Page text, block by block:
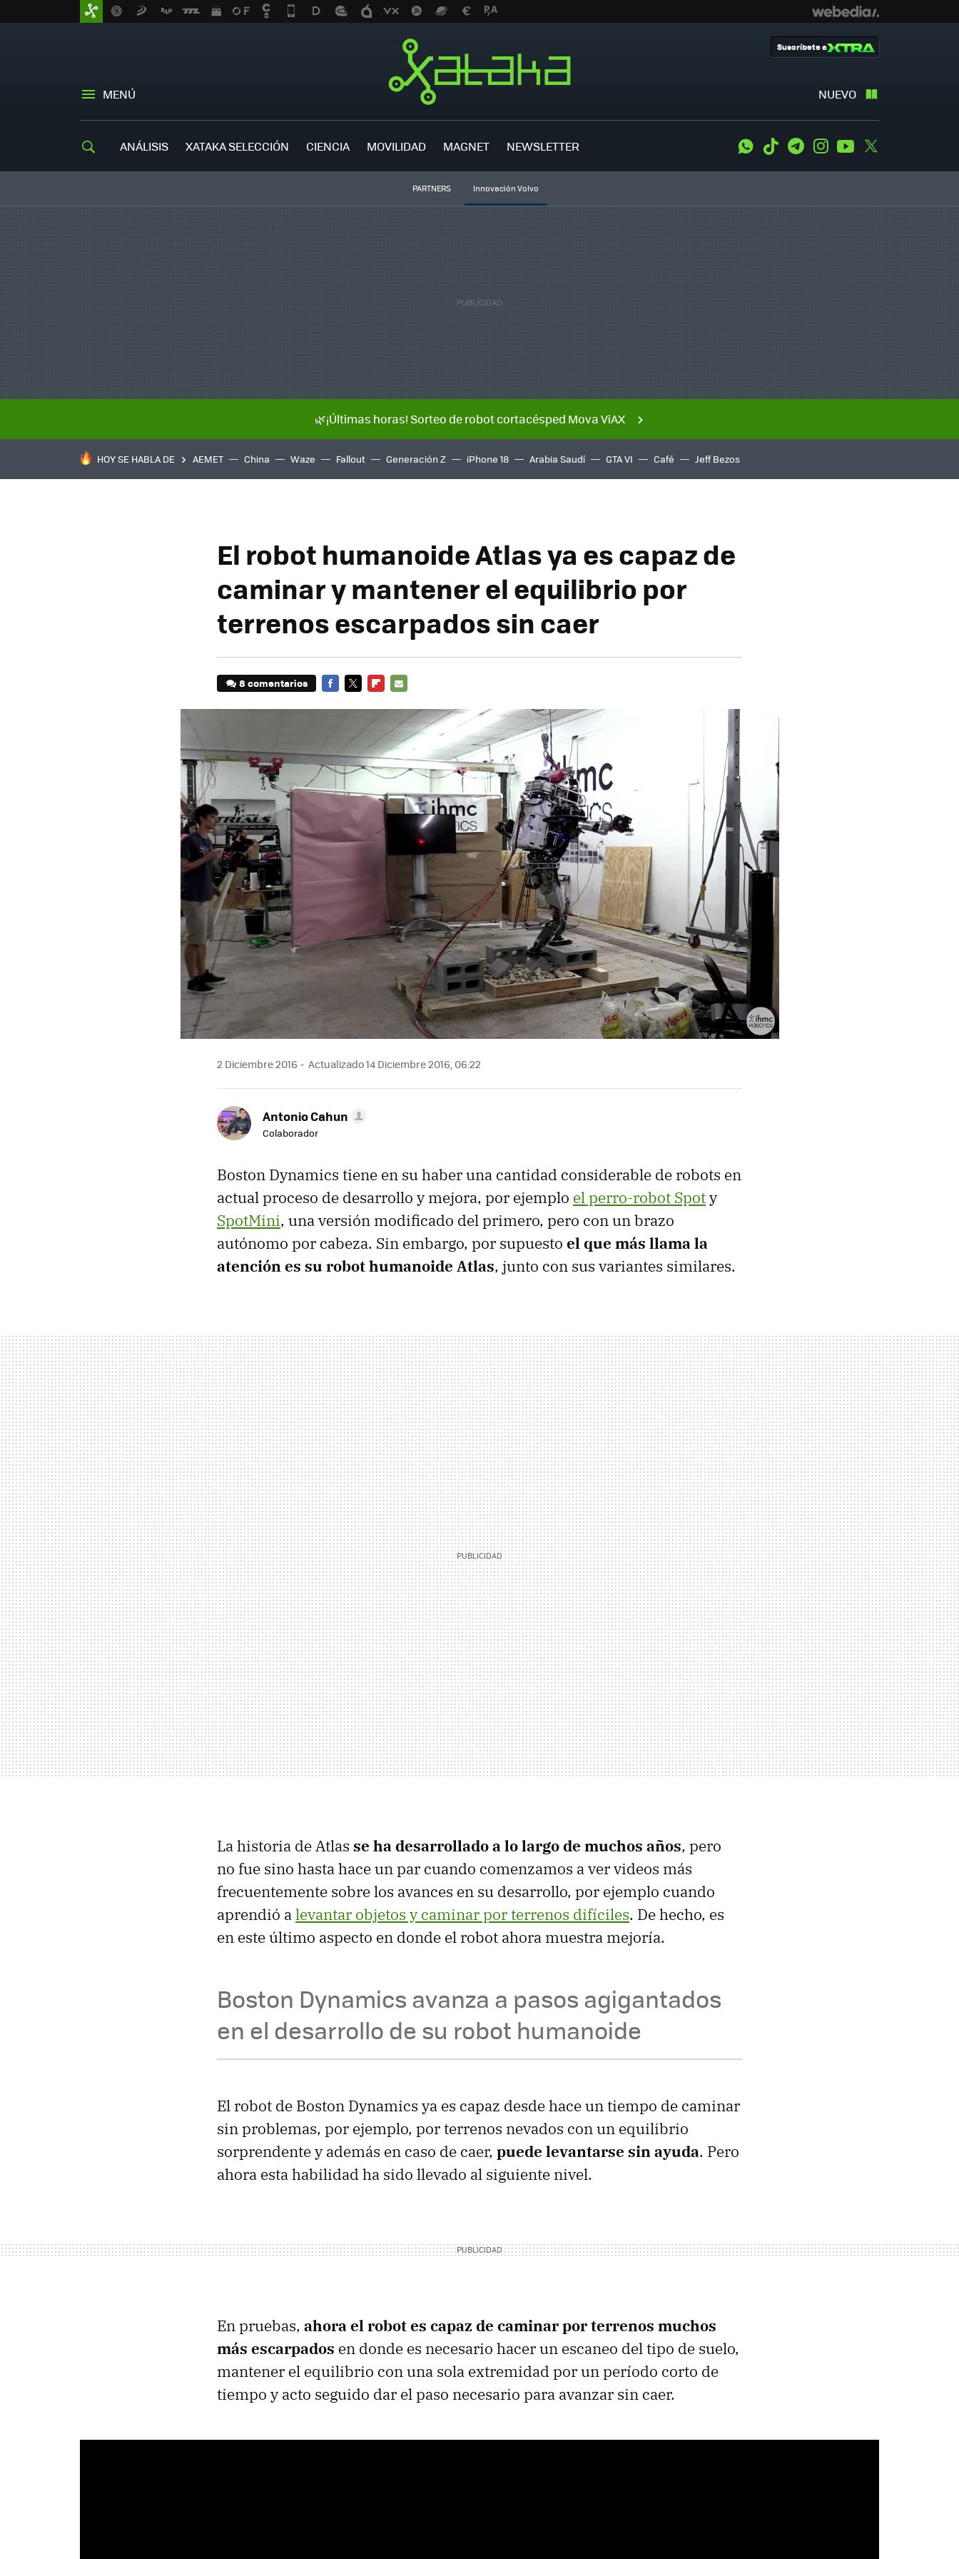
MENÚ NUEVO
Suscríbete a
ANÁLISIS XATAKA SELECCIÓN CIENCIA MOVILIDAD MAGNET NEWSLETTER WhatsApp
Tiktok TelegramInstagramYoutube
PARTNERS Innovación Volvo
🌿¡Últimas horas! Sorteo de robot cortacésped Mova ViAX
HOY SE HABLA DE AEMET China Waze Fallout Generación Z iPhone 18 Arabia Saudí GTA VI Café Jeff Bezos
El robot humanoide Atlas ya es capaz de
caminar y mantener el equilibrio por
terrenos escarpados sin caer
8 comentarios
MAIL
2 Diciembre 2016 Actualizado 14 Diciembre 2016, 06:22
Antonio Cahun
Colaborador
Boston Dynamics tiene en su haber una cantidad considerable de robots en
actual proceso de desarrollo y mejora, por ejemplo el perro-robot Spoty
SpotMini, una versión modificado del primero, pero con un brazo
autónomo por cabeza. Sin embargo, por supuesto el que más llama la
atención es su robot humanoide Atlas, junto con sus variantes similares.
La historia de Atlas se ha desarrollado a lo largo de muchos años, pero
no fue sino hasta hace un par cuando comenzamos a ver videos más
frecuentemente sobre los avances en su desarrollo, por ejemplo cuando
aprendió alevantar objetos y caminar por terrenos difíciles. De hecho, es
en este último aspecto en donde el robot ahora muestra mejoría.
Boston Dynamics avanza a pasos agigantados
en el desarrollo de su robot humanoide
El robot de Boston Dynamics ya es capaz desde hace un tiempo de caminar
sin problemas, por ejemplo, por terrenos nevados con un equilibrio
sorprendente y además en caso de caer, puede levantarse sin ayuda. Pero
ahora esta habilidad ha sido llevado al siguiente nivel.
En pruebas, ahora el robot es capaz de caminar por terrenos muchos
más escarpados en donde es necesario hacer un escaneo del tipo de suelo,
mantener el equilibrio con una sola extremidad por un período corto de
tiempo y acto seguido dar el paso necesario para avanzar sin caer.